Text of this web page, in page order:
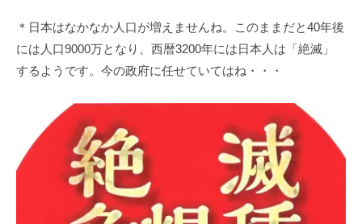
＊日本はなかなか人口が増えませんね。このままだと40年後
には人口9000万となり、西暦3200年には日本人は「絶滅」
するようです。今の政府に任せていてはね・・・